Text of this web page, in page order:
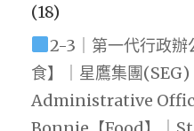
(18)
2-3｜第一代行政辦
食】｜星鷹集團
Administrative